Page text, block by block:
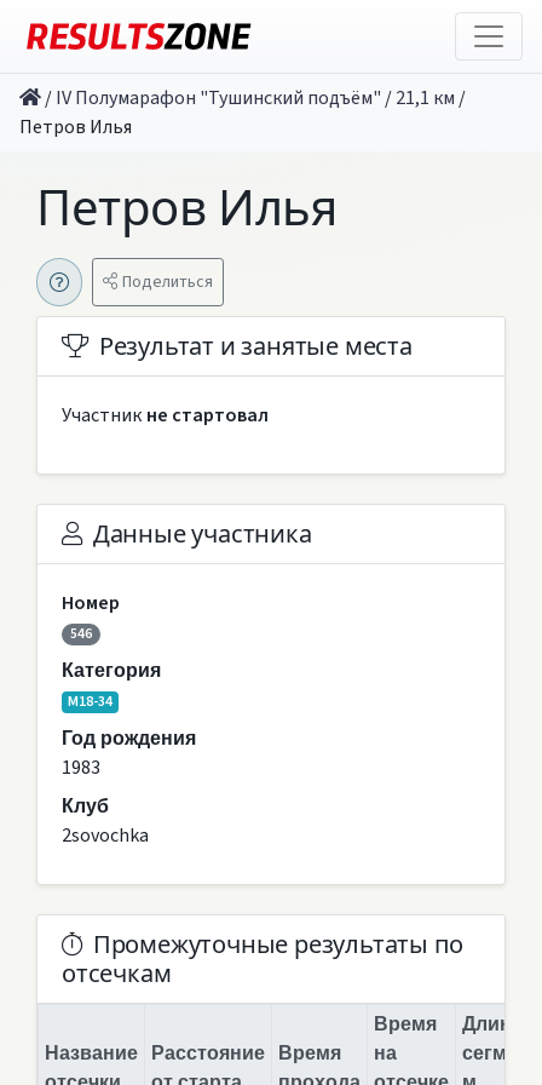
/IV Полумарафон "Тушинский подъём" /21,1 км /
Петров Илья
Петров Илья
Поделиться
Результат и занятые места
Участник не стартовал
Данные участника
Номер
546
Категория
M18-34
Год рождения
1983
Клуб
2sovochka
Промежуточные результаты по
отсечкам
Название
Расстояние
Время
Время
на
Длина